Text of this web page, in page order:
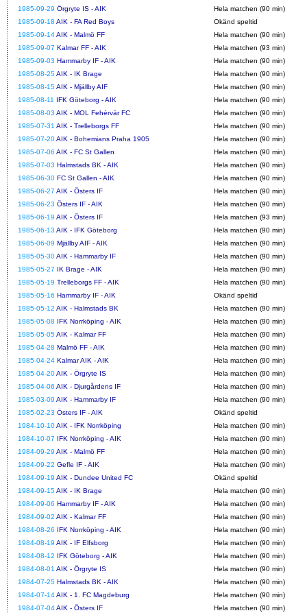
1985-09-29 Örgryte IS - AIK
Hela matchen (90 min)
1985-09-18 AIK - FA Red Boys
Okänd speltid
1985-09-14AIK - Malmö FF
Hela matchen (90 min)
1985-09-07 Kalmar FF - AIK
Hela matchen (93 min)
1985-09-03 Hammarby IF - AIK
Hela matchen (90 min)
1985-08-25AIK - IK Brage
Hela matchen (90 min)
1985-08-15AIK - Mjällby AIF
Hela matchen (90 min)
1985-08-11 IFK Göteborg - AIK
Hela matchen (90 min)
1985-08-03 AIK - MOL Fehérvár FC
Hela matchen (90 min)
1985-07-31 AIK - Trelleborgs FF
Hela matchen (90 min)
1985-07-20AIK - Bohemians Praha 1905
Hela matchen (90 min)
1985-07-06 AIK - FC St Gallen
Hela matchen (90 min)
1985-07-03 Halmstads BK - AIK
Hela matchen (90 min)
1985-06-30 FC St Gallen - AIK
Hela matchen (90 min)
1985-06-27 AIK - Östers IF
Hela matchen (90 min)
1985-06-23 Östers IF - AIK
Hela matchen (90 min)
1985-06-19 AIK - Östers IF
Hela matchen (93 min)
1985-06-13 AIK - IFK Göteborg
Hela matchen (90 min)
1985-06-09 Mjällby AIF - AIK
Hela matchen (90 min)
1985-05-30AIK - Hammarby IF
Hela matchen (90 min)
1985-05-27 IK Brage - AIK
Hela matchen (90 min)
1985-05-19 Trelleborgs FF - AIK
Hela matchen (90 min)
1985-05-16 Hammarby IF - AIK
Okänd speltid
1985-05-12 AIK - Halmstads BK
Hela matchen (90 min)
1985-05-08 IFK Norrköping - AIK
Hela matchen (90 min)
1985-05-05AIK - Kalmar FF
Hela matchen (90 min)
1985-04-28 Malmö FF - AIK
Hela matchen (90 min)
1985-04-24 Kalmar AIK - AIK
Hela matchen (90 min)
1985-04-20AIK - Örgryte IS
Hela matchen (90 min)
1985-04-06 AIK - Djurgårdens IF
Hela matchen (90 min)
1985-03-09 AIK - Hammarby IF
Hela matchen (90 min)
1985-02-23 Östers IF - AIK
Okänd speltid
1984-10-10AIK - IFK Norrköping
Hela matchen (90 min)
1984-10-07 IFK Norrköping - AIK
Hela matchen (90 min)
1984-09-29 AIK - Malmö FF
Hela matchen (90 min)
1984-09-22 Gefle IF - AIK
Hela matchen (90 min)
1984-09-19 AIK - Dundee United FC
Okänd speltid
1984-09-15AIK - IK Brage
Hela matchen (90 min)
1984-09-06 Hammarby IF - AIK
Hela matchen (90 min)
1984-09-02 AIK - Kalmar FF
Hela matchen (90 min)
1984-08-26 IFK Norrköping - AIK
Hela matchen (90 min)
1984-08-19 AIK - IF Elfsborg
Hela matchen (90 min)
1984-08-12 IFK Göteborg - AIK
Hela matchen (90 min)
1984-08-01 AIK - Örgryte IS
Hela matchen (90 min)
1984-07-25 Halmstads BK - AIK
Hela matchen (90 min)
1984-07-14AIK - 1. FC Magdeburg
Hela matchen (90 min)
1984-07-04AIK - Östers IF Hela matchen (90 min)